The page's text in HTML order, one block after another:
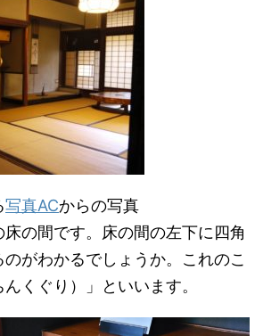
写真ACからの写真
の間です。床の間の左下に四角
がわかるでしょうか。これのこ
くぐり）」といいます。